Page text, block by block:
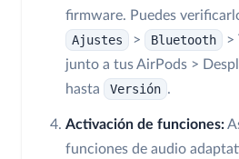
firmware. Puedes
Ajustes
> Bluetooth >
junto a tus AirPods >
hasta
Versión .
Activación de funciones:
funciones de audio